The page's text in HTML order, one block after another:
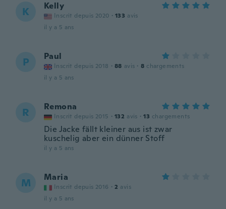
K Kelly
Inscrit depuis 2020 · 133 avis
il y a 5 ans
P Paul
Inscrit depuis 2018 · 88 avis · 8 chargements
il y a 5 ans
R Remona
Inscrit depuis 2015 · 132 avis · 13 chargements
Die Jacke fällt kleiner aus ist zwar
kuschelig aber ein dünner Stoff
il y a 5 ans
M Maria
Inscrit depuis 2016 · 2 avis
il y a 5 ans